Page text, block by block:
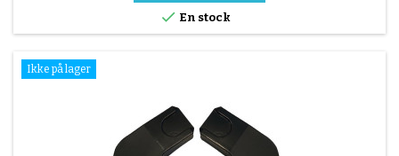
 En stock
Ikke på lager